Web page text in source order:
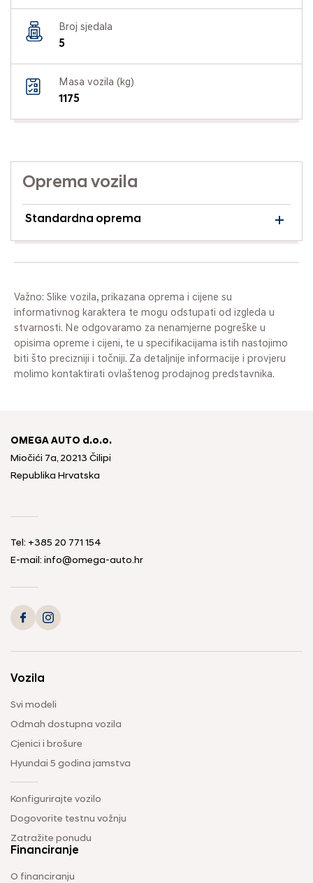
Broj sjedala
5
Masa vozila (kg)
1175
Oprema vozila
Standardna oprema
Važno: Slike vozila, prikazana oprema i cijene su
informativnog karaktera te mogu odstupati od izgleda u
stvarnosti. Ne odgovaramo za nenamjerne pogreške u
opisima opreme i cijeni, te u specifikacijama istih nastojimo
biti što precizniji i točniji. Za detaljnije informacije i provjeru
molimo kontaktirati ovlaštenog prodajnog predstavnika.
OMEGA AUTO d.o.o.
Miočići 7a, 20213 Čilipi
Republika Hrvatska
Tel: +385 20 771 154
E-mail: info@omega-auto.hr
Vozila
Svi modeli
Odmah dostupna vozila
Cjenici i brošure
Hyundai 5 godina jamstva
Konfigurirajte vozilo
Dogovorite testnu vožnju
Zatražite ponudu
Financiranje
O financiranju